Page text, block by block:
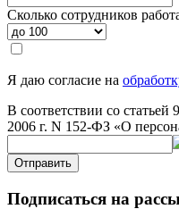
Сколько сотрудников
Я даю согласие на
В соответствии со статьей
2006 г. N 152-ФЗ «О
Отправить
Подписаться на